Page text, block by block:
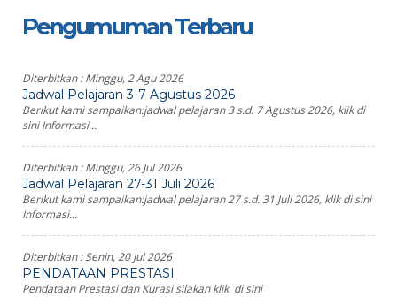
Pengumuman Terbaru
Diterbitkan :Minggu, 2 Agu 2026
Jadwal Pelajaran 3-7 Agustus 2026
Berikut kami sampaikan:jadwal pelajaran 3 s.d. 7 Agustus 2026, klik di
sini Informasi...
Diterbitkan :Minggu, 26 Jul 2026
Jadwal Pelajaran 27-31 Juli 2026
Berikut kami sampaikan:jadwal pelajaran 27 s.d. 31 Juli 2026, klik di sini
Informasi...
Diterbitkan :Senin, 20 Jul 2026
PENDATAAN PRESTASI
Pendataan Prestasi dan Kurasi silakan klik di sini